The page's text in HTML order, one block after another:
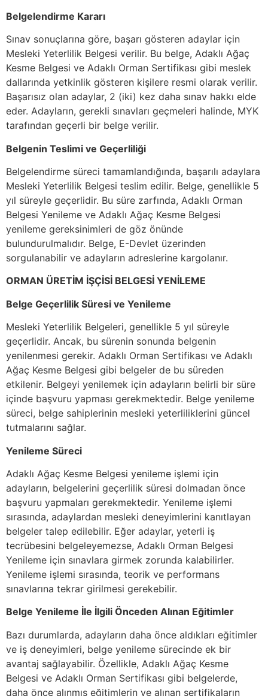
Belgelendirme Kararı
Sınav sonuçlarına göre, başarı gösteren adaylar için
Mesleki Yeterlilik Belgesi verilir. Bu belge, Adaklı Ağaç
Kesme Belgesi ve Adaklı Orman Sertifikası gibi meslek
dallarında yetkinlik gösteren kişilere resmi olarak verilir.
Başarısız olan adaylar, 2 (iki) kez daha sınav hakkı elde
eder. Adayların, gerekli sınavları geçmeleri halinde, MYK
tarafından geçerli bir belge verilir.
Belgenin Teslimi ve Geçerliliği
Belgelendirme süreci tamamlandığında, başarılı adaylara
Mesleki Yeterlilik Belgesi teslim edilir. Belge, genellikle 5
yıl süreyle geçerlidir. Bu süre zarfında, Adaklı Orman
Belgesi Yenileme ve Adaklı Ağaç Kesme Belgesi
yenileme gereksinimleri de göz önünde
bulundurulmalıdır. Belge, E-Devlet üzerinden
sorgulanabilir ve adayların adreslerine kargolanır.
ORMAN ÜRETİM İŞÇİSİ BELGESİ YENİLEME
Belge Geçerlilik Süresi ve Yenileme
Mesleki Yeterlilik Belgeleri, genellikle 5 yıl süreyle
geçerlidir. Ancak, bu sürenin sonunda belgenin
yenilenmesi gerekir. Adaklı Orman Sertifikası ve Adaklı
Ağaç Kesme Belgesi gibi belgeler de bu süreden
etkilenir. Belgeyi yenilemek için adayların belirli bir süre
içinde başvuru yapması gerekmektedir. Belge yenileme
süreci, belge sahiplerinin mesleki yeterliliklerini güncel
tutmalarını sağlar.
Yenileme Süreci
Adaklı Ağaç Kesme Belgesi yenileme işlemi için
adayların, belgelerini geçerlilik süresi dolmadan önce
başvuru yapmaları gerekmektedir. Yenileme işlemi
sırasında, adaylardan mesleki deneyimlerini kanıtlayan
belgeler talep edilebilir. Eğer adaylar, yeterli iş
tecrübesini belgeleyemezse, Adaklı Orman Belgesi
Yenileme için sınavlara girmek zorunda kalabilirler.
Yenileme işlemi sırasında, teorik ve performans
sınavlarına tekrar girilmesi gerekebilir.
Belge Yenileme İle İlgili Önceden Alınan Eğitimler
Bazı durumlarda, adayların daha önce aldıkları eğitimler
ve iş deneyimleri, belge yenileme sürecinde ek bir
avantaj sağlayabilir. Özellikle, Adaklı Ağaç Kesme
Belgesi ve Adaklı Orman Sertifikası gibi belgelerde,
daha önce alınmış eğitimlerin ve alınan sertifikaların